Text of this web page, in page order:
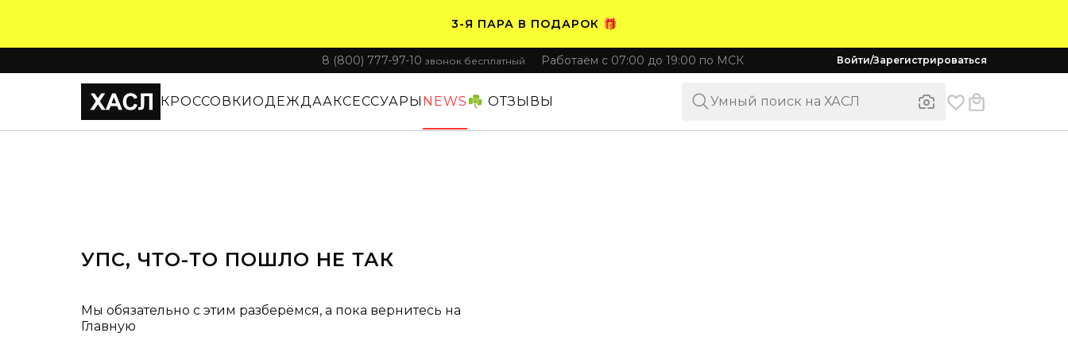
3-Я ПАРА В ПОДАРОК 🎁
ПЛАТИТЕ ЧАСТЯМИ. НОСИТЕ СРАЗУ 🛒
8 (800) 777-97-10 звонок бесплатный Работаем с 07:00 до 19:00 по МСК Войти/Зарегистрироваться
КРОССОВКИОДЕЖДААКСЕССУАРЫ NEWS☘️ ОТЗЫВЫ
УПС, ЧТО-ТО ПОШЛО НЕ ТАК
Мы обязательно с этим разберёмся, а пока вернитесь на
Главную